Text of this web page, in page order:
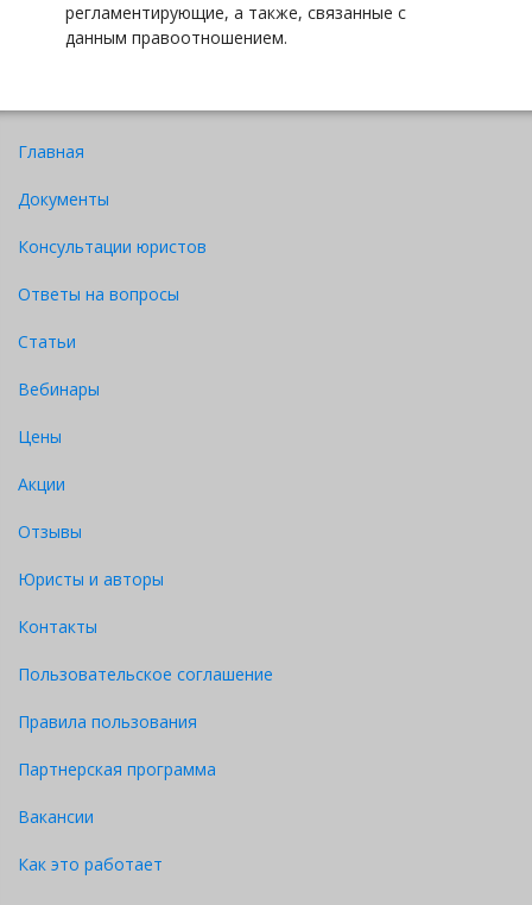
регламентирующие, а также, связанные с
данным правоотношением.
Главная
Документы
Консультации юристов
Ответы на вопросы
Статьи
Вебинары
Цены
Акции
Отзывы
Юристы и авторы
Контакты
Пользовательское соглашение
Правила пользования
Партнерская программа
Вакансии
Как это работает